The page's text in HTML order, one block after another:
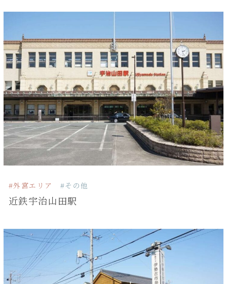
#外宮エリア #その他
近鉄宇治山田駅